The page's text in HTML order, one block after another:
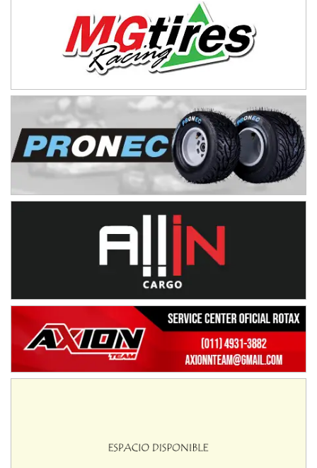
SUR SANTAFESINO - F4
José Samuel Sánchez (Tierra)
Rufino (Santa Fe)
TUCUMANO - F5
Juan Navarro (Asfalto)
El Timbó (Tucumán)
COBERTURA ESPECIAL DE E-KART.COM.AR
08/09-AGO
IAME SERIES ARGENTINA 6
Baradero (Buenos Aires)
Ciudad de Trenque Lauquen (Asfalto)
Trenque Lauquen (Buenos Aires)
ENTRERRIANO - F6 (POSTERGADA)
Villaguay (Entre Ríos)
VICTORIENSE - F7
El Cerro (Tierra)
Victoria (Entre Ríos)
PATAGONICO - F6